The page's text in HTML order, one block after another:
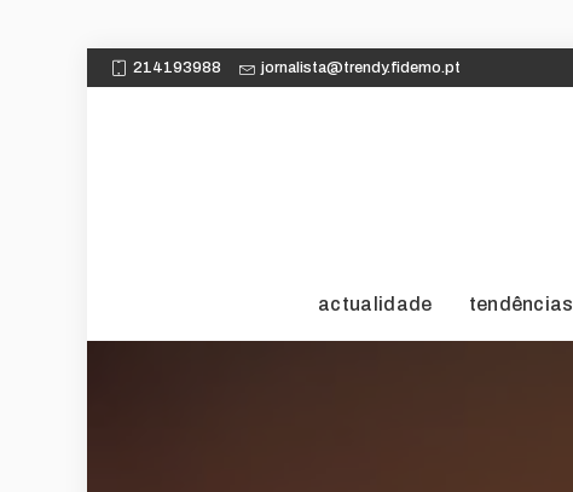
214193988 jornalista@trendy.fidemo.pt
actualidade tendências